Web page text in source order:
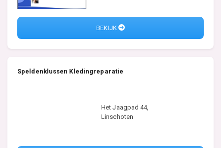
BEKIJK
Speldenklussen Kledingreparatie
Het Jaagpad 44,
Linschoten